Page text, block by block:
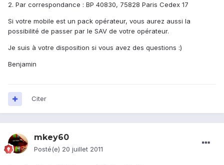
2. Par correspondance : BP 40830, 75828 Paris Cedex 17
Si votre mobile est un pack opérateur, vous aurez aussi la
possibilité de passer par le SAV de votre opérateur.
Je suis à votre disposition si vous avez des questions :)
Benjamin
Citer
mkey60
Posté(e) 20 juillet 2011